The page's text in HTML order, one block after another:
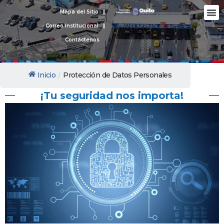
Ir
contenido
Mapa del Sitio
Correo Institucional
Contáctenos
Inicio / Protección de Datos Personales
¡Tu seguridad nos importa!